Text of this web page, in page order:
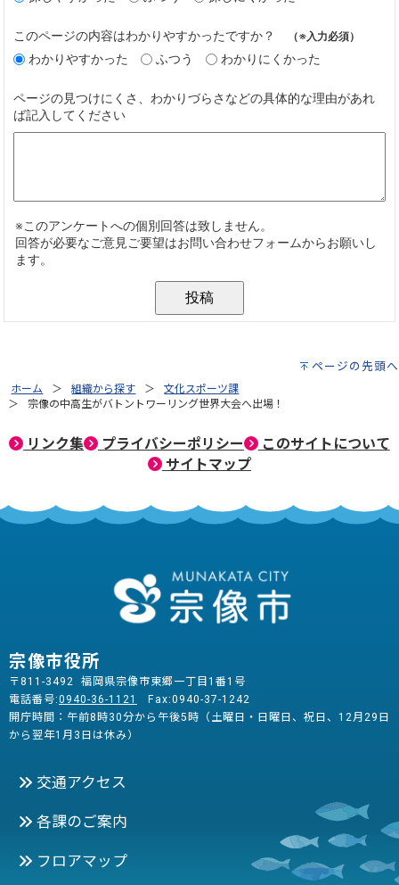
ページの先頭へ
ホーム 組織から探す
文化スポーツ課
宗像の中高生がバトントワーリング世界大会へ出場！
リンク集 プライバシーポリシー
このサイトについて
サイトマップ
宗像市役所
〒811-3492 福岡県宗像市東郷一丁目1番1号
電話番号:0940-36-1121
Fax:0940-37-1242
開庁時間：午前8時30分から午後5時（土曜日・日曜日、祝日、12月29日
から翌年1月3日は休み）
交通アクセス
各課のご案内
フロアマップ